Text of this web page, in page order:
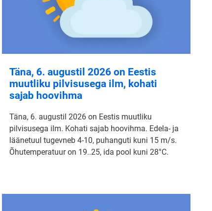
Täna, 6. augustil 2026 on Eestis
muutliku pilvisusega ilm, kohati
sajab hoovihma
Täna, 6. augustil 2026 on Eestis muutliku
pilvisusega ilm. Kohati sajab hoovihma. Edela- ja
läänetuul tugevneb 4-10, puhanguti kuni 15 m/s.
Õhutemperatuur on 19..25, ida pool kuni 28°C.